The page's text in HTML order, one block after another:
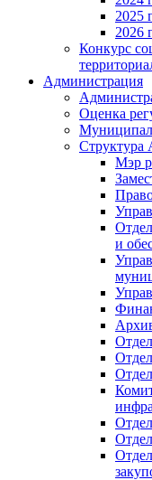
2025
2026
Конкурс
Администрация
Оценка
Структура
Мэр
и